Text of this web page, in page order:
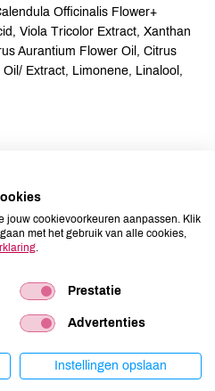
Officinalis Flower+
Viola Tricolor Extract, Xanthan
Aurantium Flower Oil, Citrus
Extract, Limonene, Linalool,
onbekend
onbekend
onbekend
onbekend
onbekend
onbekend
onbekend
jouw cookievoorkeuren aanpassen. Klik
met het gebruik van alle cookies,
Prestatie
Advertenties
Instellingen opslaan